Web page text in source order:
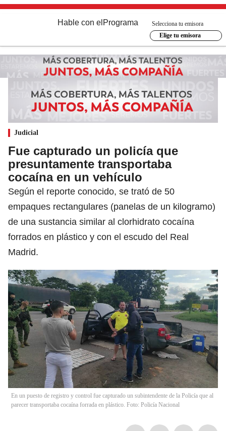
Hable con el Programa
Selecciona tu emisora
Elige tu emisora
Judicial
Fue capturado un policía que
presuntamente transportaba
cocaína en un vehículo
Según el reporte conocido, se trató de 50
empaques rectangulares (panelas de un kilogramo)
de una sustancia similar al clorhidrato cocaína
forrados en plástico y con el escudo del Real
Madrid.
En un puesto de registro y control fue capturado un subintendente de la Policía que al
parecer transportaba cocaína forrada en plástico. Foto: Policía Nacional